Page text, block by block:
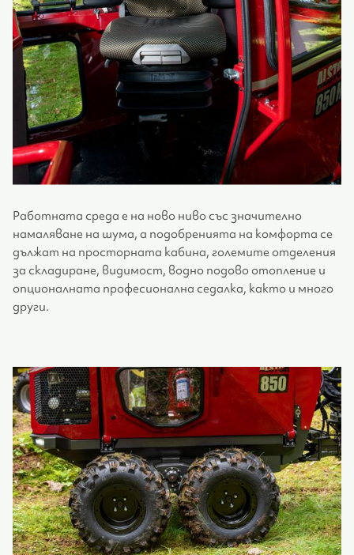
Работната среда е на ново ниво със значително
намаляване на шума, а подобренията на комфорта се
дължат на просторната кабина, големите отделения
за складиране, видимост, водно подово отопление и
опционалната професионална седалка, както и много
други.